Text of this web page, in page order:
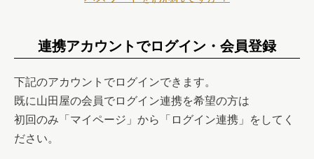
連携アカウントでログイン・会員登録
下記のアカウントでログインできます。
既に山田屋の会員でログイン連携を希望の方は
初回のみ「マイページ」から「ログイン連携」をしてく
ださい。